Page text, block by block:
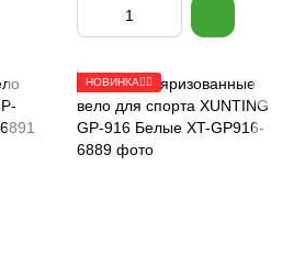
НОВИНКА🚴‍♂️